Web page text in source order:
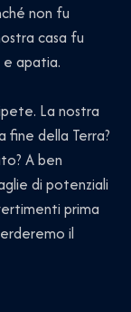
non fu
casa fu
apatia.
La nostra
fine della Terra?
A ben
di potenziali
prima
il